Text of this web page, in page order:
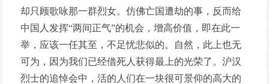
却只顾歌咏那一群烈女。仿佛亡国遭劫的事，反而给
中国人发挥“两间正气”的机会，增高价值，即在此一
举，应该一任其至，不足忧悲似的。自然，此上也无
可为，因为我们已经借死人获得最上的光荣了。沪汉
烈士的追悼会中，活的人们在一块很可景仰的高大的